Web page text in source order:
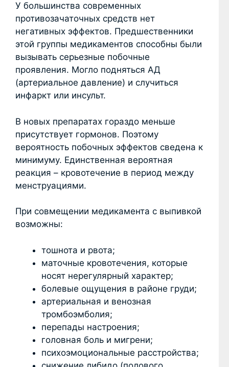
У большинства современных
противозачаточных средств нет
негативных эффектов. Предшественники
этой группы медикаментов способны были
вызывать серьезные побочные
проявления. Могло подняться АД
(артериальное давление) и случиться
инфаркт или инсульт.
В новых препаратах гораздо меньше
присутствует гормонов. Поэтому
вероятность побочных эффектов сведена к
минимуму. Единственная вероятная
реакция – кровотечение в период между
менструациями.
При совмещении медикамента с выпивкой
возможны:
тошнота и рвота;
маточные кровотечения, которые
носят нерегулярный характер;
болевые ощущения в районе груди;
артериальная и венозная
тромбоэмболия;
перепады настроения;
головная боль и мигрени;
психоэмоциональные расстройства;